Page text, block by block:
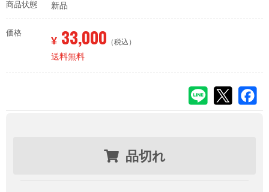
商品状態 新品
価格
¥ 33,000 （税込）
送料無料
品切れ